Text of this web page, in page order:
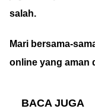
salah.
Mari bersama-
online yang aman
BACA JUGA